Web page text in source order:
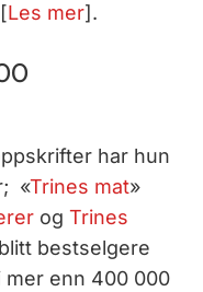
Les mer].
har hun
«Trines mat»
og Trines
bestselgere
mer enn 400 000